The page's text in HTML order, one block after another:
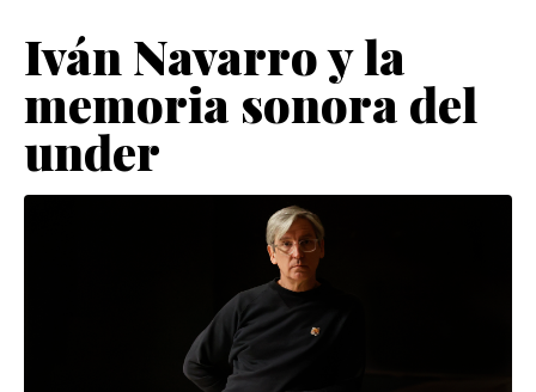
Iván Navarro y la
memoria sonora del
under